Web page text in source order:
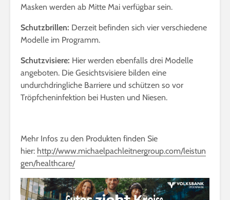
Masken werden ab Mitte Mai verfügbar sein.
Schutzbrillen: Derzeit befinden sich vier verschiedene
Modelle im Programm.
Schutzvisiere: Hier werden ebenfalls drei Modelle
angeboten. Die Gesichtsvisiere bilden eine
undurchdringliche Barriere und schützen so vor
Tröpfcheninfektion bei Husten und Niesen.
Mehr Infos zu den Produkten finden Sie
hier: http://www.michaelpachleitnergroup.com/leistun
gen/healthcare/